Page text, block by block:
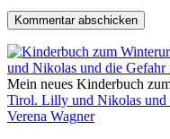
Mein neues Kinderbuch
Tirol. Lilly und Nikolas und
Verena Wagner